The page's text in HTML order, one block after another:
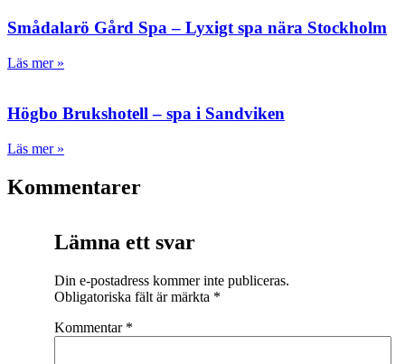
Smådalarö Gård Spa – Lyxigt spa nära Stockholm
Läs mer »
Högbo Brukshotell – spa i Sandviken
Läs mer »
Kommentarer
Lämna ett svar
Din e-postadress kommer inte publiceras.
Obligatoriska fält är märkta *
Kommentar *